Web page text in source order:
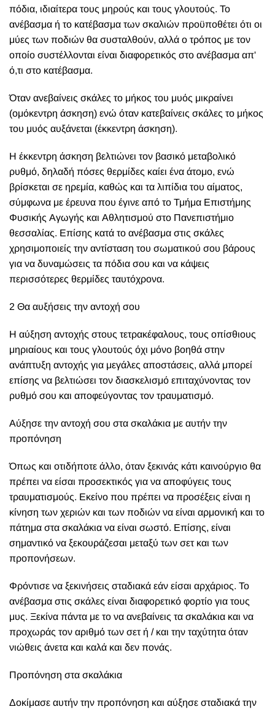
πόδια, ιδιαίτερα τους μηρούς και τους γλουτούς. Το
ανέβασμα ή το κατέβασμα των σκαλιών προϋποθέτει ότι οι
μύες των ποδιών θα συσταλθούν, αλλά ο τρόπος με τον
οποίο συστέλλονται είναι διαφορετικός στο ανέβασμα απ'
ό,τι στο κατέβασμα.
Όταν ανεβαίνεις σκάλες το μήκος του μυός μικραίνει
(ομόκεντρη άσκηση) ενώ όταν κατεβαίνεις σκάλες το μήκος
του μυός αυξάνεται (έκκεντρη άσκηση).
Η έκκεντρη άσκηση βελτιώνει τον βασικό μεταβολικό
ρυθμό, δηλαδή πόσες θερμίδες καίει ένα άτομο, ενώ
βρίσκεται σε ηρεμία, καθώς και τα λιπίδια του αίματος,
σύμφωνα με έρευνα που έγινε από το Τμήμα Επιστήμης
Φυσικής Αγωγής και Αθλητισμού στο Πανεπιστήμιο
θεσσαλίας. Επίσης κατά το ανέβασμα στις σκάλες
χρησιμοποιείς την αντίσταση του σωματικού σου βάρους
για να δυναμώσεις τα πόδια σου και να κάψεις
περισσότερες θερμίδες ταυτόχρονα.
2 Θα αυξήσεις την αντοχή σου
Η αύξηση αντοχής στους τετρακέφαλους, τους οπίσθιους
μηριαίους και τους γλουτούς όχι μόνο βοηθά στην
ανάπτυξη αντοχής για μεγάλες αποστάσεις, αλλά μπορεί
επίσης να βελτιώσει τον διασκελισμό επιταχύνοντας τον
ρυθμό σου και αποφεύγοντας τον τραυματισμό.
Αύξησε την αντοχή σου στα σκαλάκια με αυτήν την
προπόνηση
Όπως και οτιδήποτε άλλο, όταν ξεκινάς κάτι καινούργιο θα
πρέπει να είσαι προσεκτικός για να αποφύγεις τους
τραυματισμούς. Εκείνο που πρέπει να προσέξεις είναι η
κίνηση των χεριών και των ποδιών να είναι αρμονική και το
πάτημα στα σκαλάκια να είναι σωστό. Επίσης, είναι
σημαντικό να ξεκουράζεσαι μεταξύ των σετ και των
προπονήσεων.
Φρόντισε να ξεκινήσεις σταδιακά εάν είσαι αρχάριος. Το
ανέβασμα στις σκάλες είναι διαφορετικό φορτίο για τους
μυς. Ξεκίνα πάντα με το να ανεβαίνεις τα σκαλάκια και να
προχωράς τον αριθμό των σετ ή / και την ταχύτητα όταν
νιώθεις άνετα και καλά και δεν πονάς.
Προπόνηση στα σκαλάκια
Δοκίμασε αυτήν την προπόνηση και αύξησε σταδιακά την